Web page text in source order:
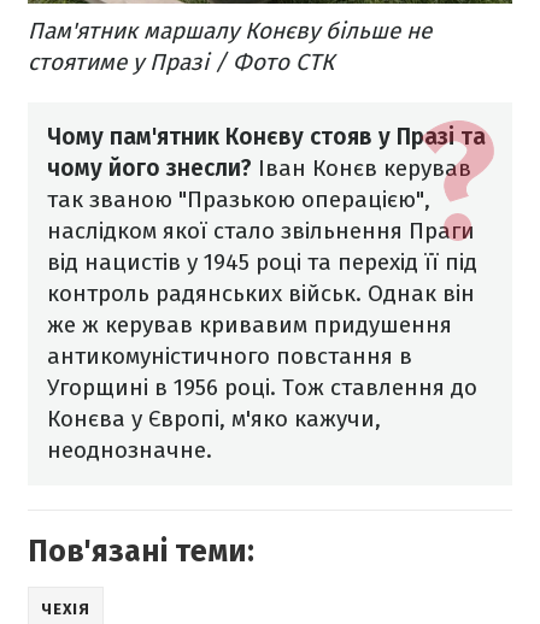
Пам'ятник маршалу Конєву більше не
стоятиме у Празі / Фото СТК
Чому пам'ятник Конєву стояв у Празі та
чому його знесли? Іван Конєв керував
так званою "Празькою операцією",
наслідком якої стало звільнення Праги
від нацистів у 1945 році та перехід її під
контроль радянських військ. Однак він
же ж керував кривавим придушення
антикомуністичного повстання в
Угорщині в 1956 році. Тож ставлення до
Конєва у Європі, м'яко кажучи,
неоднозначне.
Пов'язані теми:
ЧЕХІЯ